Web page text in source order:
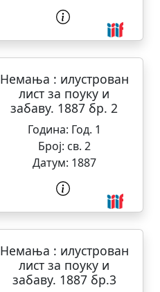
Немања : илустрован
лист за поуку и
забаву. 1887 бр. 2
Година: Год. 1
Број: св. 2
Датум: 1887
Немања : илустрован
лист за поуку и
забаву. 1887 бр.3